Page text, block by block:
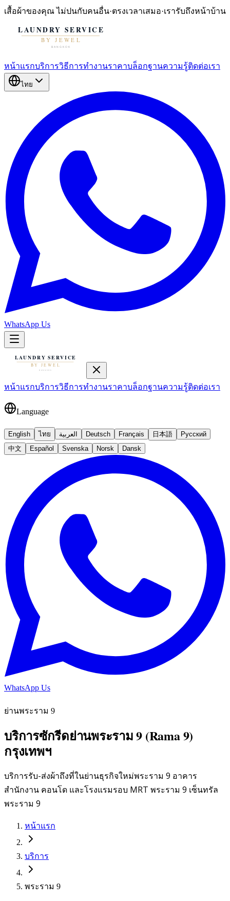
เสื้อผ้าของคุณ ไม่ปนกับคนอื่น·ตรงเวลาเสมอ·เรารับถึงหน้าบ้าน
หน้าแรกบริการวิธีการทำงานราคาบล็อกฐานความรู้ติดต่อเรา
ไทย
WhatsApp Us
หน้าแรกบริการวิธีการทำงานราคาบล็อกฐานความรู้ติดต่อเรา
Language
English ไทย العربية Deutsch Français 日本語
Русский
中文
Español Svenska Norsk Dansk
WhatsApp Us
ย่านพระราม 9
บริการซักรีดย่านพระราม 9 (Rama 9)
กรุงเทพฯ
บริการรับ-ส่งผ้าถึงที่ในย่านธุรกิจใหม่พระราม 9 อาคาร
สำนักงาน คอนโด และโรงแรมรอบ MRT พระราม 9 เซ็นทรัล
พระราม 9
หน้าแรก
บริการ
พระราม 9